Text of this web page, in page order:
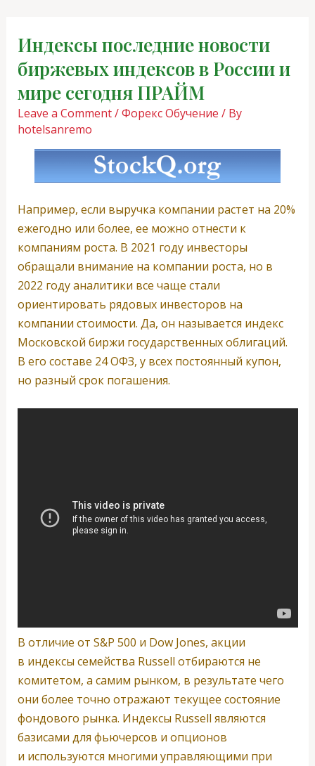
contentИндексы последние новости
биржевых индексов в России и
мире сегодня ПРАЙМ
Leave a Comment/Форекс Обучение / By
hotelsanremo
Например, если выручка компании растет на 20%
ежегодно или более, ее можно отнести к
компаниям роста. В 2021 году инвесторы
обращали внимание на компании роста, но в
2022 году аналитики все чаще стали
ориентировать рядовых инвесторов на
компании стоимости. Да, он называется индекс
Московской биржи государственных облигаций.
В его составе 24 ОФЗ, у всех постоянный купон,
но разный срок погашения.
В отличие от S&P 500 и Dow Jones, акции
в индексы семейства Russell отбираются не
комитетом, а самим рынком, в результате чего
они более точно отражают текущее состояние
фондового рынка. Индексы Russell являются
базисами для фьючерсов и опционов
и используются многими управляющими при